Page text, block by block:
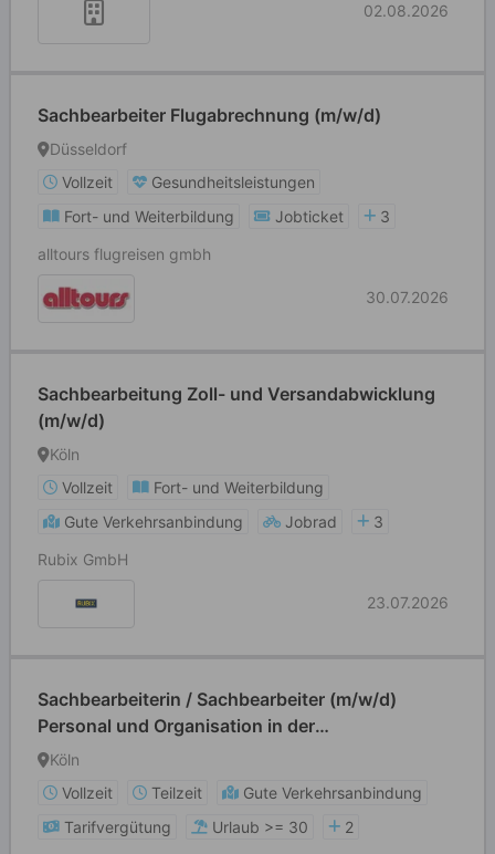
02.08.2026
Sachbearbeiter Flugabrechnung (m/w/d)
Düsseldorf
Vollzeit
Gesundheitsleistungen
Fort- und Weiterbildung
Jobticket
3
alltours flugreisen gmbh
30.07.2026
Sachbearbeitung Zoll- und Versandabwicklung
(m/w/d)
Köln
Vollzeit
Fort- und Weiterbildung
Gute Verkehrsanbindung
Jobrad
3
Rubix GmbH
23.07.2026
Sachbearbeiterin / Sachbearbeiter (m/w/d)
Personal und Organisation in der
Geschäftsleitung
Köln
Vollzeit
Teilzeit
Gute Verkehrsanbindung
Tarifvergütung
Urlaub >= 30
2